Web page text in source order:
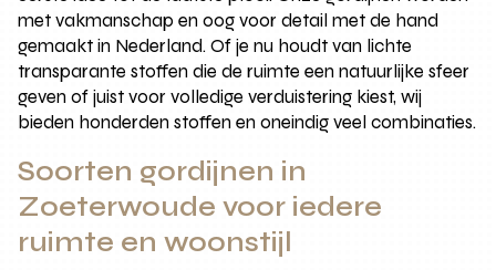
met vakmanschap en oog voor detail met de hand
gemaakt in Nederland. Of je nu houdt van lichte
transparante stoffen die de ruimte een natuurlijke sfeer
geven of juist voor volledige verduistering kiest, wij
bieden honderden stoffen en oneindig veel combinaties.
Soorten gordijnen in
Zoeterwoude voor iedere
ruimte en woonstijl